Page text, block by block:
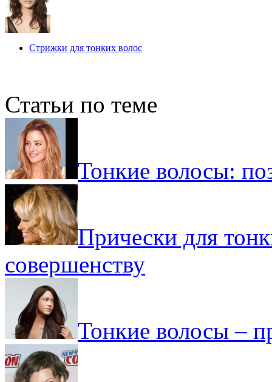
Стрижки для тонких волос
Статьи по теме
Тонкие волосы:
Прически для
совершенству
Тонкие волосы –